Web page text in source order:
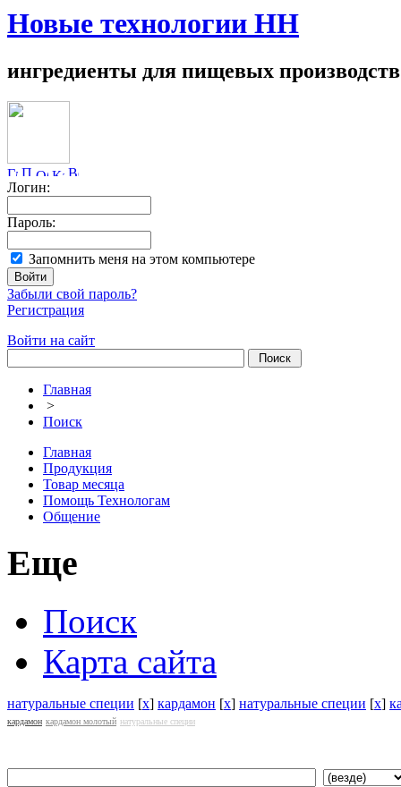
Новые технологии НН
ингредиенты для пищевых производств
Логин:
Пароль:
Запомнить меня на этом компьютере
Забыли свой пароль?
Регистрация
Войти на сайт
Главная
>
Поиск
Главная
Продукция
Товар месяца
Помощь Технологам
Общение
Еще
Поиск
Карта сайта
натуральные специи [x] кардамон [x] натуральные специи [x]
кардамон кардамон молотый натуральные специи